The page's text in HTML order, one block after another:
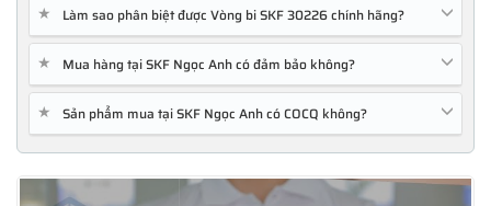
★ Làm sao phân biệt được Vòng bi SKF 30226 chính hãng?
★ Mua hàng tại SKF Ngọc Anh có đảm bảo không?
★ Sản phẩm mua tại SKF Ngọc Anh có COCQ không?